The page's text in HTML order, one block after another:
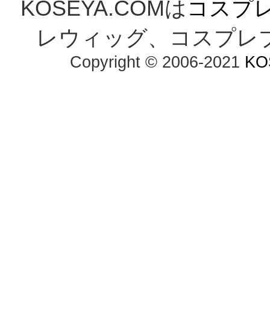
KOSEYA.COMは コスプ
レウィッグ、コスプレ
Copyright © 2006-2021